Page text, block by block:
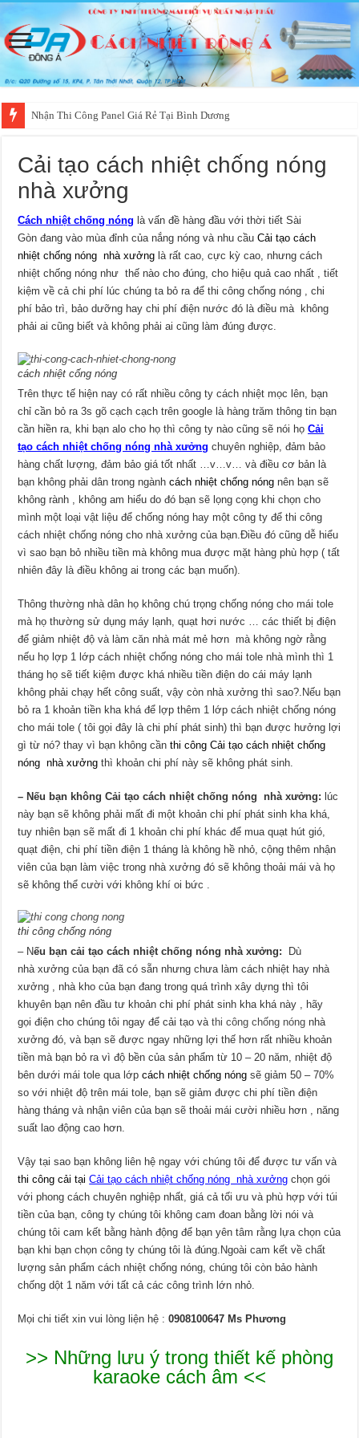
Nhận Thi Công Panel Giá Rẻ Tại Bình Dương
Cải tạo cách nhiệt chống nóng
nhà xưởng
Cách nhiệt chống nóng là vấn đề hàng đầu với thời tiết Sài
Gòn đang vào mùa đỉnh của nắng nóng và nhu cầuCải tạo cách
nhiệt chống nóng nhà xưởng là rất cao, cực kỳ cao, nhưng cách
nhiệt chống nóng như thế nào cho đúng, cho hiệu quả cao nhất , tiết
kiệm về cả chi phí lúc chúng ta bỏ ra để thi công chống nóng , chi
phí bảo trì, bảo dưỡng hay chi phí điện nước đó là điều mà không
phải ai cũng biết và không phải ai cũng làm đúng được.
cách nhiệt cống nóng
Trên thực tế hiện nay có rất nhiều công ty cách nhiệt mọc lên, bạn
chỉ cần bỏ ra 3s gõ cạch cạch trên google là hàng trăm thông tin bạn
cần hiền ra, khi bạn alo cho họ thì công ty nào cũng sẽ nói họCải
tạo cách nhiệt chống nóng nhà xưởng chuyên nghiệp, đảm bảo
hàng chất lượng, đảm bảo giá tốt nhất …v…v… và điều cơ bản là
bạn không phải dân trong ngành cách nhiệt chống nóngnên bạn sẽ
không rành , không am hiểu do đó bạn sẽ lọng cọng khi chọn cho
mình một loại vật liệu để chống nóng hay một công ty để thi công
cách nhiệt chống nóng cho nhà xưởng của bạn.Điều đó cũng dễ hiểu
vì sao bạn bỏ nhiều tiền mà không mua được mặt hàng phù hợp ( tất
nhiên đây là điều không ai trong các bạn muốn).
Thông thường nhà dân họ không chú trọng chống nóng cho mái tole
mà họ thường sử dụng máy lạnh, quạt hơi nước … các thiết bị điện
để giảm nhiệt độ và làm căn nhà mát mẻ hơn mà không ngờ rằng
nếu họ lợp 1 lớp cách nhiệt chống nóng cho mái tole nhà mình thì 1
tháng họ sẽ tiết kiệm được khá nhiều tiền điện do cái máy lạnh
không phải chạy hết công suất, vậy còn nhà xưởng thì sao?.Nếu bạn
bỏ ra 1 khoản tiền kha khá để lợp thêm 1 lớp cách nhiệt chống nóng
cho mái tole ( tôi gọi đây là chi phí phát sinh) thì bạn được hưởng lợi
gì từ nó? thay vì bạn không cầnthi côngCải tạo cách nhiệt chống
nóng nhà xưởngthì khoản chi phí này sẽ không phát sinh.
– Nếu bạn không Cải tạo cách nhiệt chống nóng nhà xưởng:lúc
này bạn sẽ không phải mất đi một khoản chi phí phát sinh kha khá,
tuy nhiên bạn sẽ mất đi 1 khoản chi phí khác để mua quạt hút gió,
quạt điện, chi phí tiền điện 1 tháng là không hề nhỏ, cộng thêm nhận
viên của bạn làm việc trong nhà xưởng đó sẽ không thoải mái và họ
sẽ không thể cười với không khí oi bức .
thi công chống nóng
– Nếu bạn cải tạo cách nhiệt chống nóng nhà xưởng:
Dù
nhà xưởng của bạn đã có sẵn nhưng chưa làm cách nhiệt hay nhà
xưởng , nhà kho của bạn đang trong quá trình xây dựng thì tôi
khuyên bạn nên đầu tư khoản chi phí phát sinh kha khá này , hãy
gọi điện cho chúng tôi ngay để cải tạo vàthi công chống nóng nhà
xưởng đó, và bạn sẽ được ngay những lợi thế hơn rất nhiều khoản
tiền mà bạn bỏ ra vì độ bền của sản phẩm từ 10 – 20 năm, nhiệt độ
bên dưới mái tole qua lớpcách nhiệt chống nóng sẽ giảm 50 – 70%
so với nhiệt độ trên mái tole, bạn sẽ giảm được chi phí tiền điện
hàng tháng và nhận viên của bạn sẽ thoải mái cười nhiều hơn , năng
suất lao động cao hơn.
Vậy tại sao bạn không liên hệ ngay với chúng tôi để được tư vấn và
thi công cải tại Cải tạo cách nhiệt chống nóng nhà xưởng chọn gói
với phong cách chuyên nghiệp nhất, giá cả tối ưu và phù hợp với túi
tiền của bạn, công ty chúng tôi không cam đoan bằng lời nói và
chúng tôi cam kết bằng hành động để bạn yên tâm rằng lựa chọn của
bạn khi bạn chọn công ty chúng tôi là đúng.Ngoài cam kết về chất
lượng sản phẩm cách nhiệt chống nóng, chúng tôi còn bảo hành
chống dột 1 năm với tất cả các công trình lớn nhỏ.
Mọi chi tiết xin vui lòng liện hệ :0908100647 Ms Phương
>> Những lưu ý trong thiết kế phòng
karaoke cách âm <<